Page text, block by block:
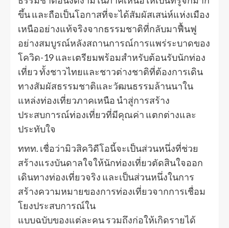
ขึ้น และถือเป็นโอกาสที่จะได้สัมผัสเสน่ห์แห่งเมือง
เหนืออย่างแท้จริงจากธรรมชาติที่กลับมาฟื้นฟู
อย่างสมบูรณ์หลังสถานการณ์การแพร่ระบาดของ
โควิด-19 และเตรียมพร้อมสำหรับต้อนรับนักท่อง
เที่ยว ทั้งชาวไทยและชาวต่างชาติที่ต้องการเดิน
ทางสัมผัสธรรมชาติและวัฒนธรรมล้านนาใน
แหล่งท่องเที่ยวภาคเหนือ นำสู่การสร้าง
ประสบการณ์ท่องเที่ยวที่มีคุณค่า แตกต่างและ
ประทับใจ
ททท. เชื่อว่ามิวสิควิดีโอนี้จะเป็นส่วนหนึ่งที่ช่วย
สร้างแรงบันดาลใจให้นักท่องเที่ยวตัดสินใจออก
เดินทางท่องเที่ยวจริง และเป็นส่วนหนึ่งในการ
สร้างความหมายของการท่องเที่ยวจากการเชื่อม
โยงประสบการณ์ใน
แบบฉบับของแต่ละคน รวมถึงก่อให้เกิดรายได้